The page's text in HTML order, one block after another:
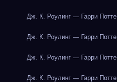
Дж. К. Роулинг — Гарри
Дж. К. Роулинг — Гарри
Дж. К. Роулинг — Гарри
Дж. К. Роулинг — Гарри